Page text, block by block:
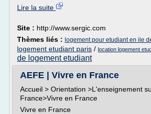
Lire la suite
Site : http://www.sergic.com
Thèmes liés : logement pour etudiant en ile
logement etudiant paris / location logement
de logement etudiant
AEFE | Vivre en France
Accueil > Orientation >L'enseignement
France>Vivre en France
Vivre en France